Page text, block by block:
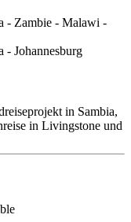
in Sambia,
in Livingstone und